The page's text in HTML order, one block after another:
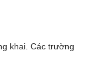
khai. Các trường